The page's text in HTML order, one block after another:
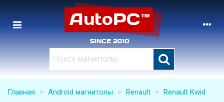
Главная > Android магнитолы > Renault > Renault Kwid